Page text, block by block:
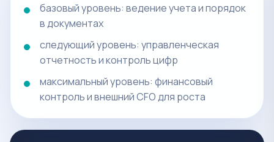
базовый уровень: ведение учета и порядок
в документах
следующий уровень: управленческая
отчетность и контроль цифр
максимальный уровень: финансовый
контроль и внешний CFO для роста